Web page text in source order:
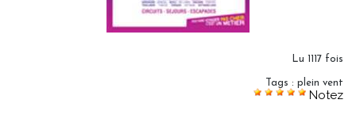
Lu 1117 fois
Tags : plein vent
Notez